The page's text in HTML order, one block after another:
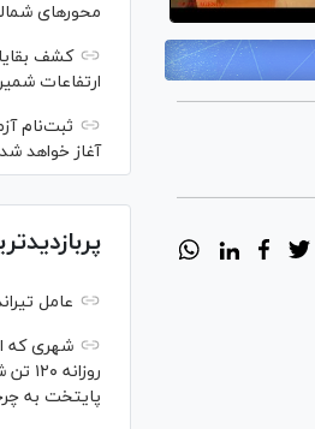
محورهای
کشف
ارتفاعات
ثبت‌نام
آغاز خواهد شد
عامل
شهری که
پایتخت به